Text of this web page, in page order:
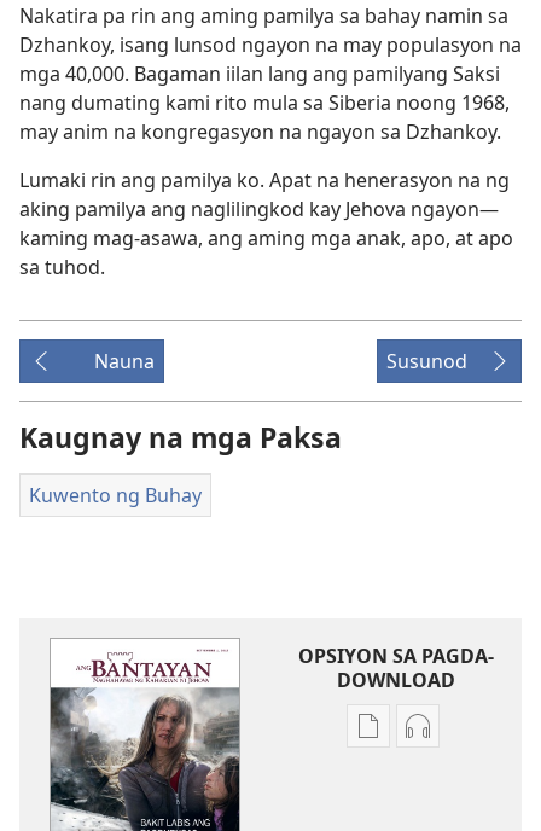
Nakatira pa rin ang aming pamilya sa bahay namin sa
Dzhankoy, isang lunsod ngayon na may populasyon na
mga 40,000. Bagaman iilan lang ang pamilyang Saksi
nang dumating kami rito mula sa Siberia noong 1968,
may anim na kongregasyon na ngayon sa Dzhankoy.
Lumaki rin ang pamilya ko. Apat na henerasyon na ng
aking pamilya ang naglilingkod kay Jehova ngayon—
kaming mag-asawa, ang aming mga anak, apo, at apo
sa tuhod.
Nauna Susunod
Kaugnay na mga Paksa
Kuwento ng Buhay
OPSIYON SA PAGDA-
DOWNLOAD
OpsiyonOpsiyon